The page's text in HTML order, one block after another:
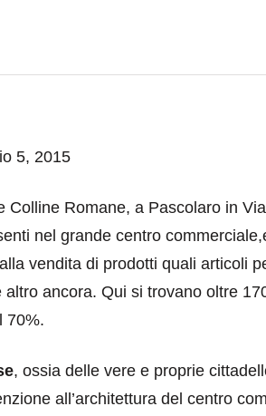
5, 2015
Colline Romane, a Pascolaro in
nel grande centro
vendita di prodotti quali articoli
ancora. Qui si trovano oltre
70%.
, ossia delle vere e proprie
all’architettura del centro